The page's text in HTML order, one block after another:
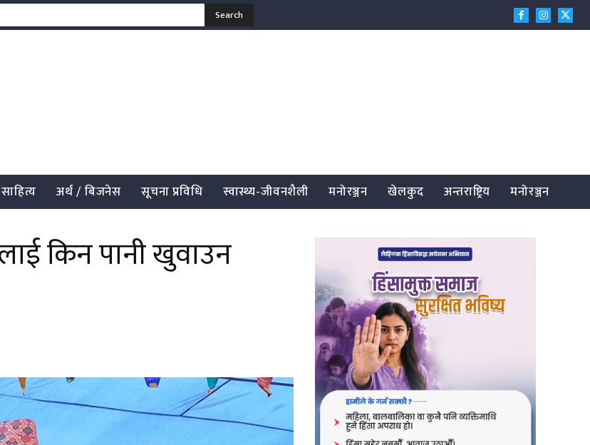
Search
साहित्य अर्थ / बिजनेस सूचना प्रविधि स्वास्थ्य-जीवनशैली मनोरञ्जन खेलकुद अन्तराष्ट्रिय मनोरञ्जन
किन पानी खुवाउन